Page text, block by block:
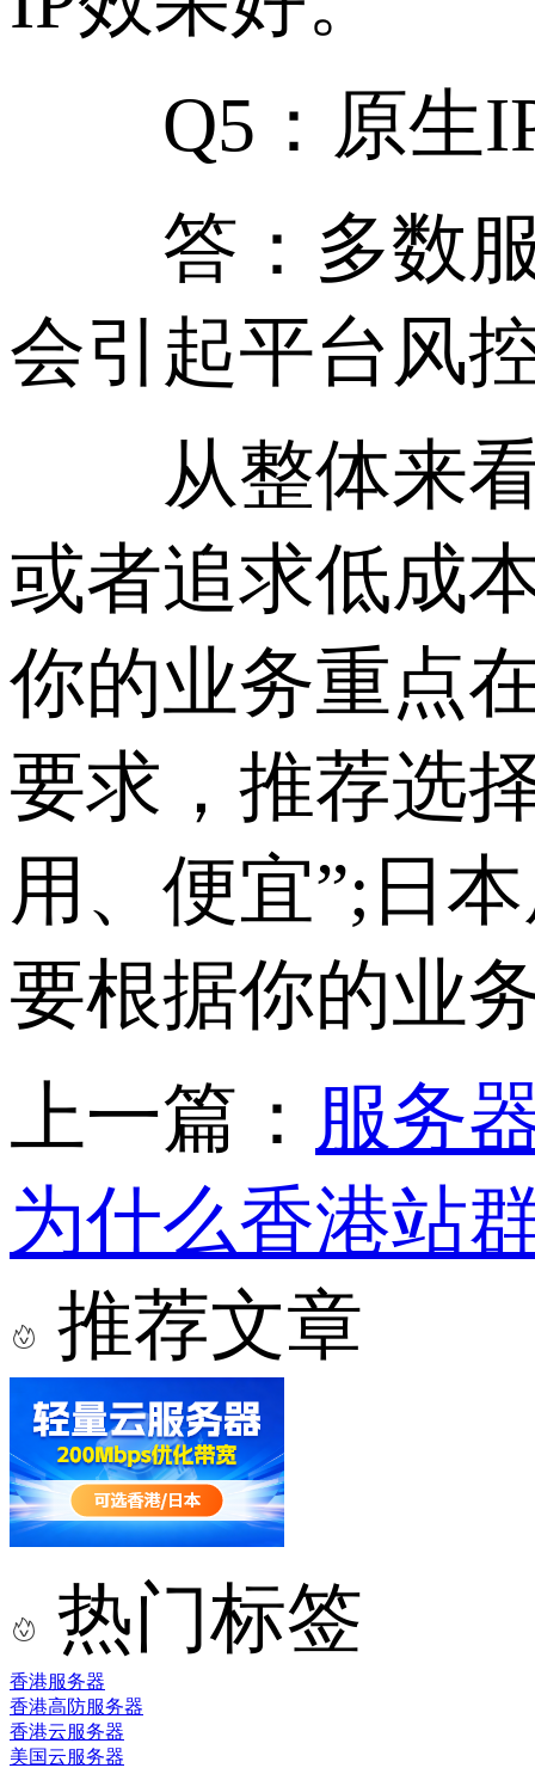
Q5：原生IP
答：多数服
会引起平台风
从整体来看
或者追求低成
你的业务重点
要求，推荐选
用、便宜”;日
要根据你的业
上一篇： 服务
为什么香港站
推荐文章
热门标签
香港服务器
香港高防服务器
香港云服务器
美国云服务器